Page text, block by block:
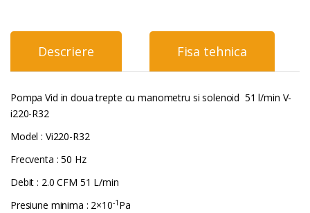
Descriere Fisa tehnica
Pompa Vid in doua trepte cu manometru si solenoid 51 l/min V-
i220-R32
Model : Vi220-R32
Frecventa : 50 Hz
Debit : 2.0 CFM 51 L/min
Presiune minima : 2×10-1 Pa